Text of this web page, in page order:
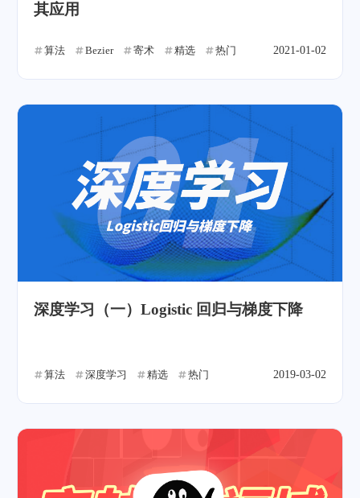
微信
其应用
算法 Bezier 寄术 精选 热门 2021-01-02
深度学习（一）Logistic 回归与梯度下降
算法 深度学习 精选 热门 2019-03-02